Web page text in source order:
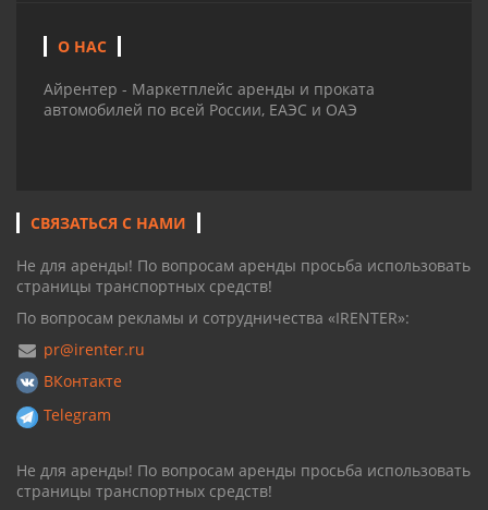
О НАС
Айрентер - Маркетплейс аренды и проката
автомобилей по всей России, ЕАЭС и ОАЭ
СВЯЗАТЬСЯ С НАМИ
Не для аренды! По вопросам аренды просьба использовать
страницы транспортных средств!
По вопросам рекламы и сотрудничества «IRENTER»:
pr@irenter.ru
ВКонтакте
Telegram
Не для аренды! По вопросам аренды просьба использовать
страницы транспортных средств!